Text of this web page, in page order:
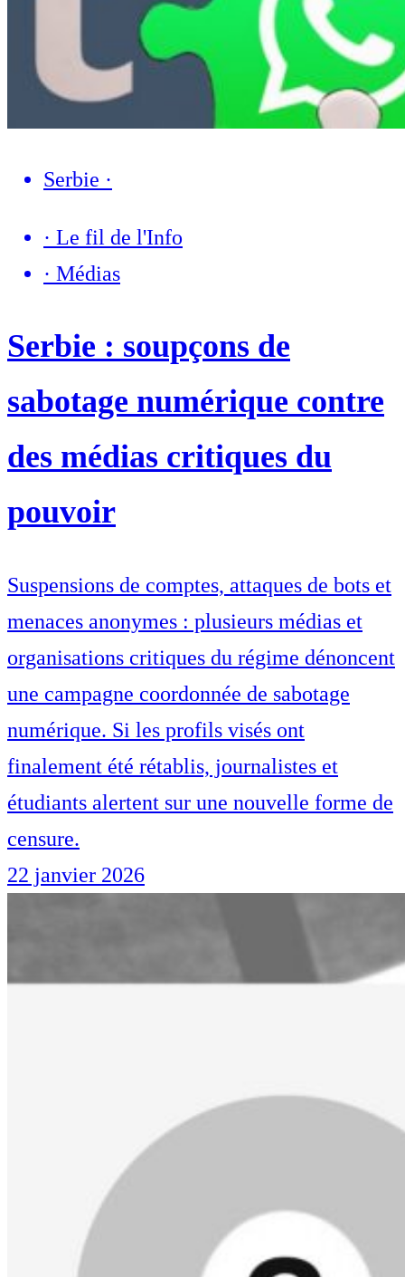
Serbie ·
· Le fil de l'Info
· Médias
Serbie : soupçons de
sabotage numérique contre
des médias critiques du
pouvoir
Suspensions de comptes, attaques de bots et
menaces anonymes : plusieurs médias et
organisations critiques du régime dénoncent
une campagne coordonnée de sabotage
numérique. Si les profils visés ont
finalement été rétablis, journalistes et
étudiants alertent sur une nouvelle forme de
censure.
22 janvier 2026